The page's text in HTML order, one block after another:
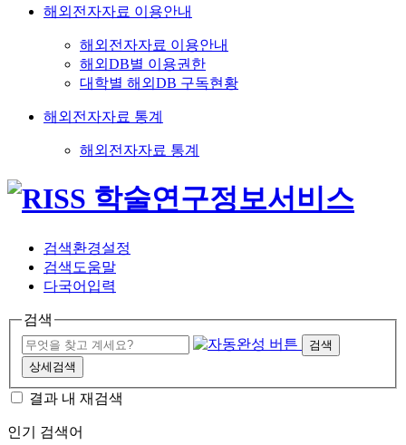
해외전자자료 이용안내
해외전자자료 이용안내
해외DB별 이용권한
대학별 해외DB 구독현황
해외전자자료 통계
해외전자자료 통계
검색환경설정
검색도움말
다국어입력
검색
검색
상세검색
결과 내 재검색
인기 검색어